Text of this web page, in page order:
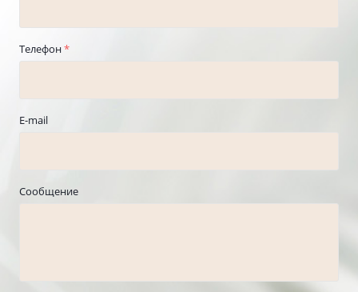
Телефон*
E-mail
Сообщение